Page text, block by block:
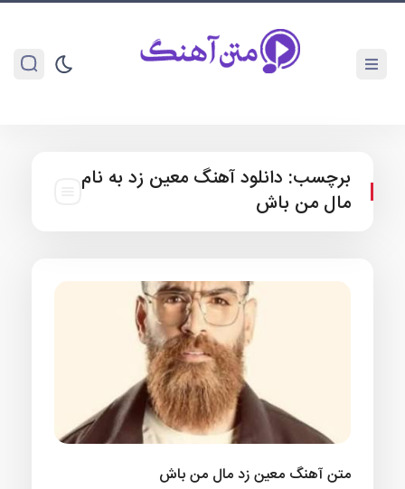
برچسب: دانلود آهنگ معین زد به نام
مال من باش
متن آهنگ معین زد مال من باش